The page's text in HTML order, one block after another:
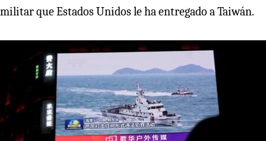
militar que Estados Unidos le ha entregado a Taiwán.